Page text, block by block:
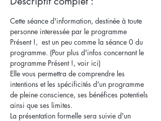
Cette séance d'information, destinée à toute
personne interessée par le programme
Présent !,  est un peu comme la séance 0 du
programme. (Pour plus d'infos concernant le
programme Présent !, voir ici)
Elle vous permettra de comprendre les
intentions et les spécificités d'un programme
de pleine conscience, ses bénéfices potentiels
ainsi que ses limites.
La présentation formelle sera suivie d'un